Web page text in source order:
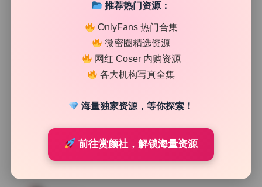
时安安 内购写真合集8套无水印打包下载
推荐热门资源：
OnlyFans 热门合集
微密圈精选资源
网红 Coser 内购资源
各大机构写真全集
海量独家资源，等你探索！
前往赏颜社，解锁海量资源